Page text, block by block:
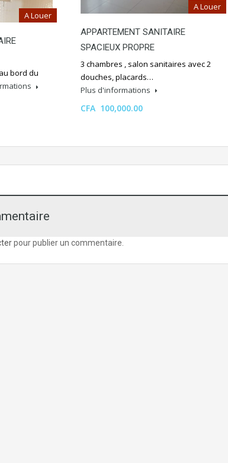
A Louer
bord du
A Louer
APPARTEMENT SANITAIRE
SPACIEUX PROPRE
3 chambres , salon sanitaires avec 2
douches, placards…
Plus d'informations
CFA 100,000.00
pour publier un commentaire.